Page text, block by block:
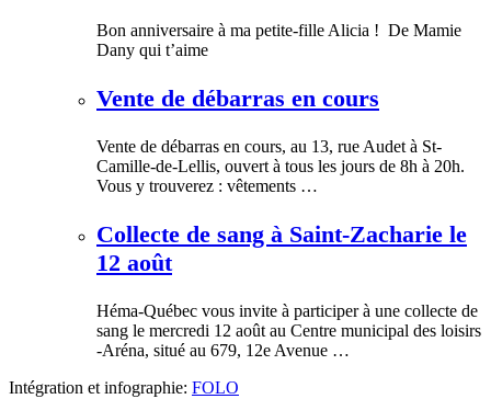
Bon anniversaire à ma petite-fille Alicia ! De Mamie
Dany qui t’aime
Vente de débarras en cours
Vente de débarras en cours, au 13, rue Audet à St-
Camille-de-Lellis, ouvert à tous les jours de 8h à 20h.
Vous y trouverez : vêtements …
Collecte de sang à Saint-Zacharie le
12 août
Héma-Québec vous invite à participer à une collecte de
sang le mercredi 12 août au Centre municipal des loisirs
-Aréna, situé au 679, 12e Avenue …
Intégration et infographie: FOLO